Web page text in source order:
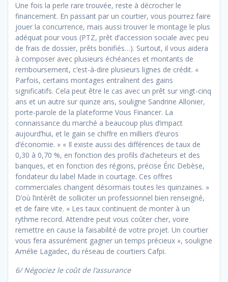
Une fois la perle rare trouvée, reste à décrocher le
financement. En passant par un courtier, vous pourrez faire
jouer la concurrence, mais aussi trouver le montage le plus
adéquat pour vous (PTZ, prêt d’accession sociale avec peu
de frais de dossier, prêts bonifiés…). Surtout, il vous aidera
à composer avec plusieurs échéances et montants de
remboursement, c’est-à-dire plusieurs lignes de crédit. «
Parfois, certains montages entraînent des gains
significatifs. Cela peut être le cas avec un prêt sur vingt-cinq
ans et un autre sur quinze ans, souligne Sandrine Allonier,
porte-parole de la plateforme Vous Financer. La
connaissance du marché a beaucoup plus d’impact
aujourd’hui, et le gain se chiffre en milliers d’euros
d’économie. » « Il existe aussi des différences de taux de
0,30 à 0,70 %, en fonction des profils d’acheteurs et des
banques, et en fonction des régions, précise Éric Debèse,
fondateur du label Made in courtage. Ces offres
commerciales changent désormais toutes les quinzaines. »
D’où l’intérêt de solliciter un professionnel bien renseigné,
et de faire vite. « Les taux continuent de monter à un
rythme record. Attendre peut vous coûter cher, voire
remettre en cause la faisabilité de votre projet. Un courtier
vous fera assurément gagner un temps précieux », souligne
Amélie Lagadec, du réseau de courtiers Cafpi.
6/ Négociez le coût de l’assurance